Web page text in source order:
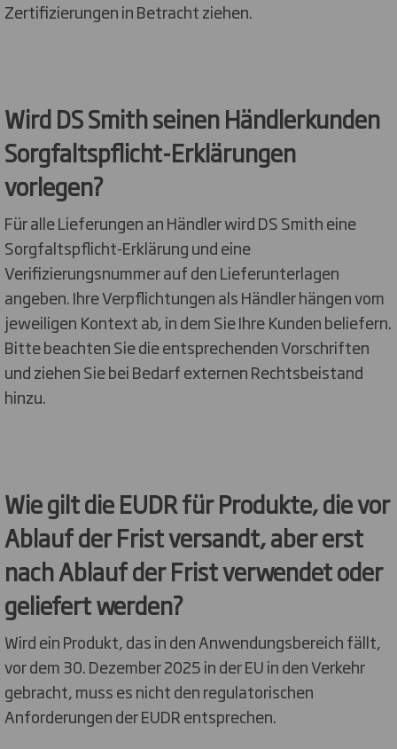
Zertifizierungen in Betracht ziehen.
Wird DS Smith seinen Händlerkunden
Sorgfaltspflicht-Erklärungen
vorlegen?
Für alle Lieferungen an Händler wird DS Smith eine
Sorgfaltspflicht-Erklärung und eine
Verifizierungsnummer auf den Lieferunterlagen
angeben. Ihre Verpflichtungen als Händler hängen vom
jeweiligen Kontext ab, in dem Sie Ihre Kunden beliefern.
Bitte beachten Sie die entsprechenden Vorschriften
und ziehen Sie bei Bedarf externen Rechtsbeistand
hinzu.
Wie gilt die EUDR für Produkte, die vor
Ablauf der Frist versandt, aber erst
nach Ablauf der Frist verwendet oder
geliefert werden?
Wird ein Produkt, das in den Anwendungsbereich fällt,
vor dem 30. Dezember 2025 in der EU in den Verkehr
gebracht, muss es nicht den regulatorischen
Anforderungen der EUDR entsprechen.